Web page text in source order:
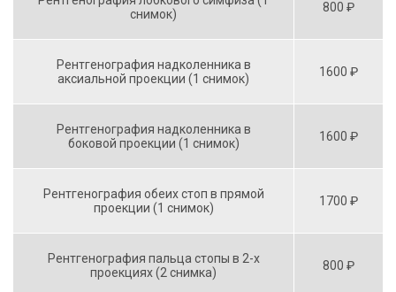
снимок)
800 ₽
Рентгенография надколенника в
аксиальной проекции (1 снимок)
1600 ₽
Рентгенография надколенника в
боковой проекции (1 снимок)
1600 ₽
Рентгенография обеих стоп в прямой
проекции (1 снимок)
1700 ₽
Рентгенография пальца стопы в 2-х
проекциях (2 снимка)
800 ₽